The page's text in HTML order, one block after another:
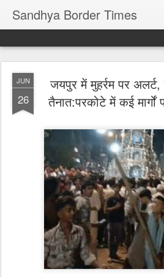
Sandhya Border Times
JUN
26
जयपुर में मुहर्रम पर अलर्ट,
तैनात:परकोटे में कई मार्गों